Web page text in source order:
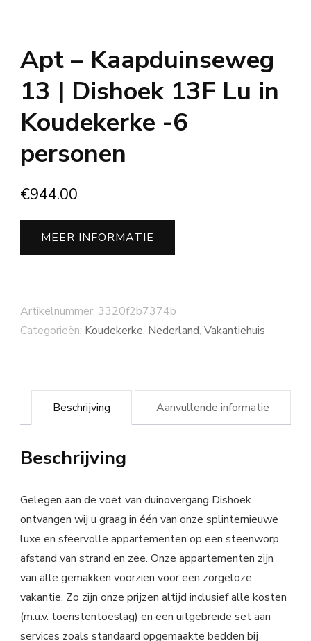
Apt – Kaapduinseweg
13 | Dishoek 13F Lu in
Koudekerke -6
personen
€944.00
MEER INFORMATIE
Artikelnummer: 3320f2b7374b
Categorieën: Koudekerke, Nederland, Vakantiehuis
Beschrijving Aanvullende informatie
Beschrijving
Gelegen aan de voet van duinovergang Dishoek
ontvangen wij u graag in één van onze splinternieuwe
luxe en sfeervolle appartementen op een steenworp
afstand van strand en zee. Onze appartementen zijn
van alle gemakken voorzien voor een zorgeloze
vakantie. Zo zijn onze prijzen altijd inclusief alle kosten
(m.u.v. toeristentoeslag) en een uitgebreide set aan
services zoals standaard opgemaakte bedden bij